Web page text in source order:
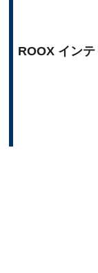
ROOX イン